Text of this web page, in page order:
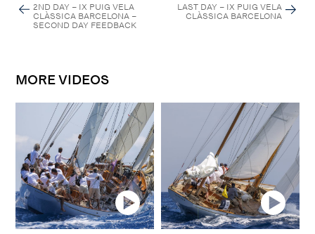
2ND DAY – IX PUIG VELA
CLÀSSICA BARCELONA –
SECOND DAY FEEDBACK
LAST DAY – IX PUIG VELA
CLÀSSICA BARCELONA
MORE VIDEOS